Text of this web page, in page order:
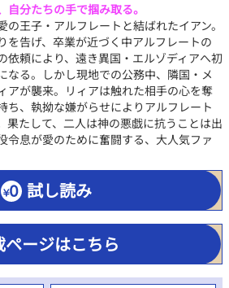
分たちの手で掴み取る。
王子・アルフレートと結ばれたイアン。
を告げ、卒業が近づく中アルフレートの
依頼により、遠き異国・エルゾディアへ初
なる。しかし現地での公務中、隣国・メ
アが襲来。リィアは触れた相手の心を奪
ち、執拗な嫌がらせによりアルフレート
果たして、二人は神の悪戯に抗うことは出
息が愛のために奮闘する、大人気ファ
試し読み
ページはこちら